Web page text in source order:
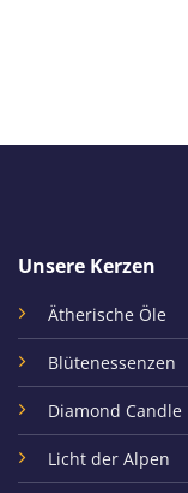
Unsere Kerzen
Ätherische Öle
Blütenessenzen
Diamond Candle
Licht der Alpen